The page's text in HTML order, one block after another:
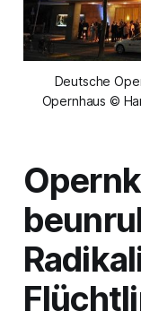
Deutsche
Opernhaus ©